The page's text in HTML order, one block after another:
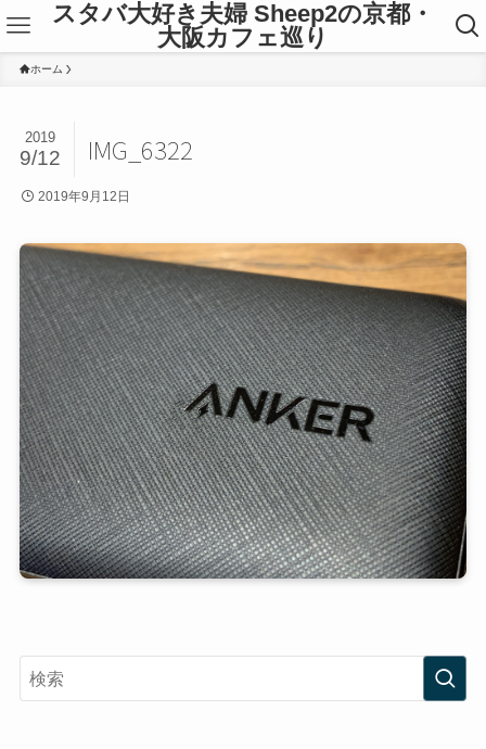
スタバ大好き夫婦 Sheep2の京都・
大阪カフェ巡り
ホーム
IMG_6322
2019
9/12
2019年9月12日